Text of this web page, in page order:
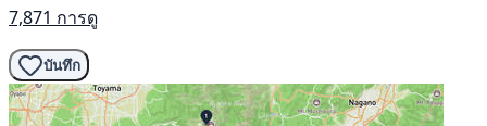
7,871 การดู
บันทึก